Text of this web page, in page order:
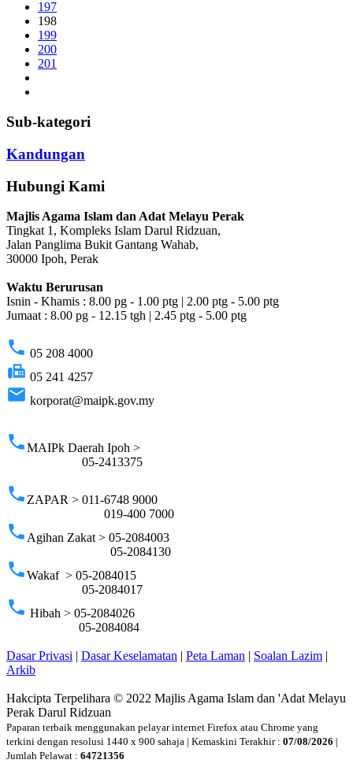
197
198
199
200
201
Sub-kategori
Kandungan
Hubungi Kami
Majlis Agama Islam dan Adat Melayu Perak
Tingkat 1, Kompleks Islam Darul Ridzuan,
Jalan Panglima Bukit Gantang Wahab,
30000 Ipoh, Perak
Waktu Berurusan
Isnin - Khamis : 8.00 pg - 1.00 ptg | 2.00 ptg - 5.00 ptg
Jumaat : 8.00 pg - 12.15 tgh | 2.45 ptg - 5.00 ptg
phone 05 208 4000
fax 05 241 4257
email korporat@maipk.gov.my
phoneMAIPk Daerah Ipoh >
05-2413375
phoneZAPAR > 011-6748 9000
019-400 7000
phoneAgihan Zakat > 05-2084003
05-2084130
phoneWakaf > 05-2084015
05-2084017
phone Hibah > 05-2084026
05-2084084
Dasar Privasi Dasar Keselamatan Peta Laman Soalan Lazim
Arkib
Hakcipta Terpelihara © 2022 Majlis Agama Islam dan 'Adat Melayu
Perak Darul Ridzuan
Paparan terbaik menggunakan pelayar internet Firefox atau Chrome yang
terkini dengan resolusi 1440 x 900 sahaja | Kemaskini Terakhir : 07/08/2026 |
Jumlah Pelawat : 64721356